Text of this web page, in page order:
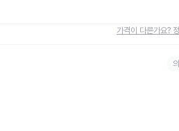
가격이 다른가요?